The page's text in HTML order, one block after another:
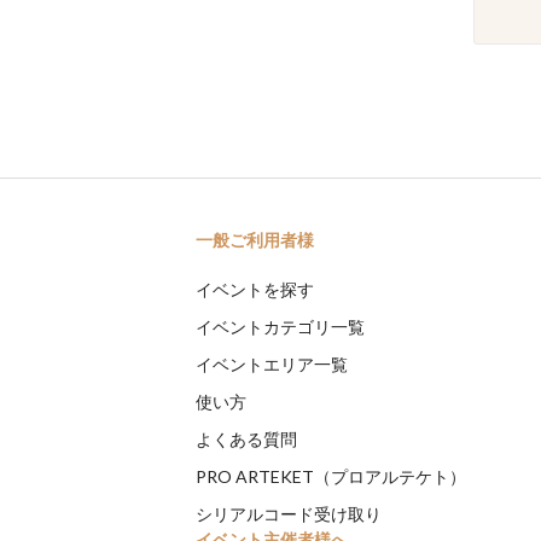
一般ご利用者様
イベントを探す
イベントカテゴリ一覧
イベントエリア一覧
使い方
よくある質問
PRO ARTEKET（プロアルテケト）
シリアルコード受け取り